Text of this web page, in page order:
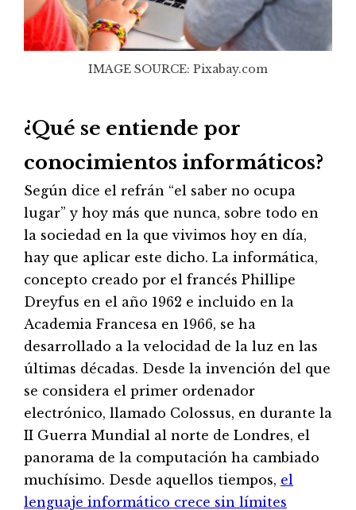
IMAGE SOURCE: Pixabay.com
¿Qué se entiende por
conocimientos informáticos?
Según dice el refrán “el saber no ocupa
lugar” y hoy más que nunca, sobre todo en
la sociedad en la que vivimos hoy en día,
hay que aplicar este dicho. La informática,
concepto creado por el francés Phillipe
Dreyfus en el año 1962 e incluido en la
Academia Francesa en 1966, se ha
desarrollado a la velocidad de la luz en las
últimas décadas. Desde la invención del que
se considera el primer ordenador
electrónico, llamado Colossus, en durante la
II Guerra Mundial al norte de Londres, el
panorama de la computación ha cambiado
muchísimo. Desde aquellos tiempos, el
lenguaje informático crece sin límites